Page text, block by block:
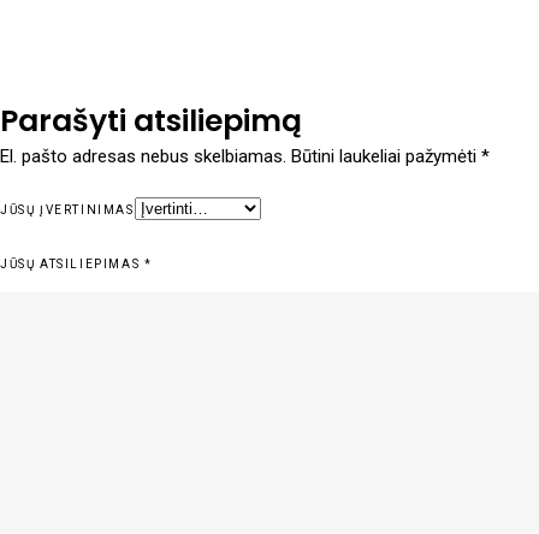
Parašyti atsiliepimą
El. pašto adresas nebus skelbiamas. Būtini laukeliai pažymėti *
JŪSŲ ĮVERTINIMAS
JŪSŲ ATSILIEPIMAS *